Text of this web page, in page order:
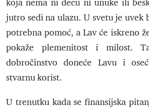
koja nema ni decu ni unuke ili
jutro sedi na ulazu. U svetu je uvek
potrebna pomoć, a Lav će iskreno
pokaže plemenitost i milost.
dobročinstvo doneće Lavu i
stvarnu korist.
U trenutku kada se finansijska